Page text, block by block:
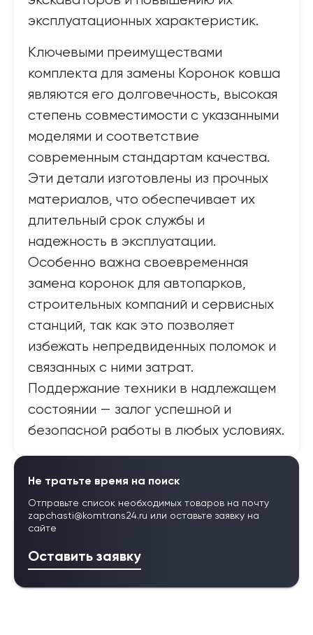
эксплуатационных характеристик.
Ключевыми преимуществами
комплекта для замены Коронок ковша
являются его долговечность, высокая
степень совместимости с указанными
моделями и соответствие
современным стандартам качества.
Эти детали изготовлены из прочных
материалов, что обеспечивает их
длительный срок службы и
надежность в эксплуатации.
Особенно важна своевременная
замена коронок для автопарков,
строительных компаний и сервисных
станций, так как это позволяет
избежать непредвиденных поломок и
связанных с ними затрат.
Поддержание техники в надлежащем
состоянии — залог успешной и
безопасной работы в любых условиях.
Не тратьте время на поиск
Отправьте список необходимых товаров на почту
zapchasti@komtrans24.ru или оставьте заявку на
сайте
Оставить заявку